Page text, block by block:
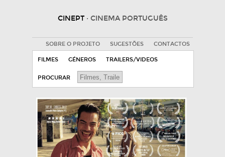
CINEPT · CINEMA PORTUGUÊS
SOBRE O PROJETO SUGESTÕES CONTACTOS
FILMES GÉNEROS TRAILERS/VIDEOS
PROCURAR